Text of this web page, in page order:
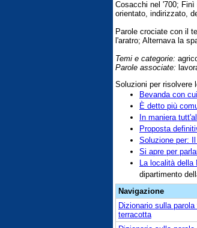
Cosacchi nel '700;
orientato, indirizzato,
Parole crociate con il
l'aratro; Alternava la
Temi e categorie:
Parole associate:
Soluzioni per risolvere
Bevanda con
È detto più
In maniera
Proposta
Soluzione per:
Si apre per
La località della
dipartimento
Navigazione
Dizionario sulla parola
terracotta